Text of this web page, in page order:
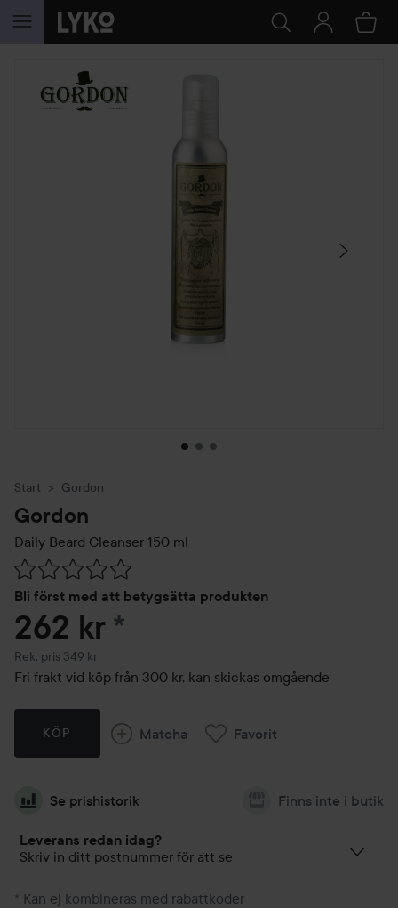
HOPPA TILL INNEHÅLLET
HOPPA ÖVER SEKTIONEN
Start Gordon
Gordon
Daily Beard Cleanser 150 ml
Bli först med att betygsätta produkten
Hoppa till Betyg & kommentarer
262 kr *
Rek. pris 349 kr
Rekommenderat pris 349 kr
Fri frakt vid köp från 300 kr, kan skickas omgående
KÖP Matcha Favorit
Se prishistorik Finns inte i butik
Leverans redan idag?
Skriv in ditt postnummer för att se
* Kan ej kombineras med rabattkoder